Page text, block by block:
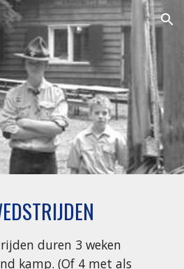
Skip to navigation
duren 3 weken
kamp. (Of 4 met als